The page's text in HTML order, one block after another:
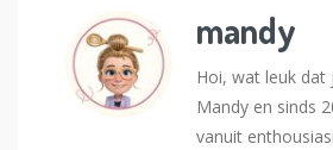
mandy
Hoi, wat leuk dat
Mandy en sinds
vanuit